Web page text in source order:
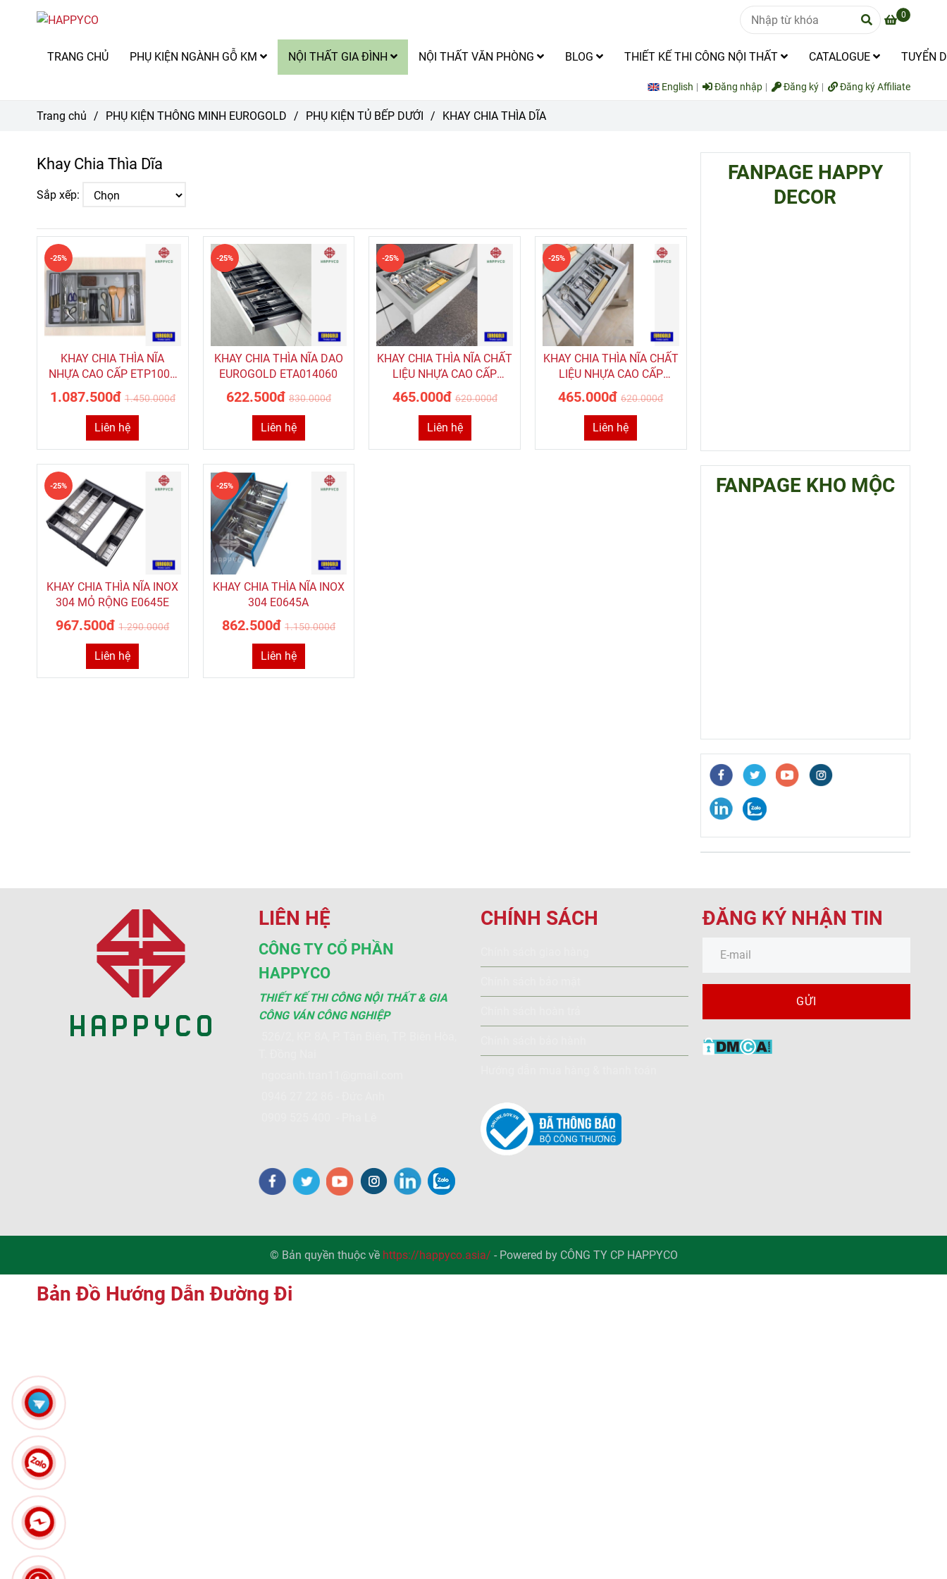
0
TRANG CHỦ PHỤ KIỆN NGÀNH GỖ KM NỘI THẤT GIA ĐÌNH NỘI THẤT VĂN PHÒNG BLOG THIẾT KẾ THI CÔNG NỘI THẤT CATALOGUE TUYỂN
English Đăng nhập Đăng ký Đăng ký Affiliate
Trang chủ / PHỤ KIỆN THÔNG MINH EUROGOLD / PHỤ KIỆN TỦ BẾP DƯỚI / KHAY CHIA THÌA DĨA
Khay Chia Thìa Dĩa
Sắp xếp:
KHAY CHIA THÌA NĨA
NHỰA CAO CẤP ETP1000
– EUROGOLD
1.087.500đ 1.450.000đ
-25%
Liên hệ
KHAY CHIA THÌA NĨA DAO
EUROGOLD ETA014060
622.500đ 830.000đ
-25%
Liên hệ
KHAY CHIA THÌA NĨA CHẤT
LIỆU NHỰA CAO CẤP
EUROGOLD ETW450 MÀU
TRẮNG
465.000đ 620.000đ
-25%
Liên hệ
KHAY CHIA THÌA NĨA CHẤT
LIỆU NHỰA CAO CẤP
ET450
465.000đ 620.000đ
-25%
Liên hệ
KHAY CHIA THÌA NĨA INOX
304 MỎ RỘNG E0645E
967.500đ 1.290.000đ
-25%
Liên hệ
KHAY CHIA THÌA NĨA INOX
304 E0645A
862.500đ 1.150.000đ
-25%
Liên hệ
FANPAGE HAPPY
DECOR
FANPAGE KHO MỘC
LIÊN HỆ
CÔNG TY CỔ PHẦN
HAPPYCO
THIẾT KẾ THI CÔNG NỘI THẤT & GIA
CÔNG VÁN CÔNG NGHIỆP
CHÍNH SÁCH ĐĂNG KÝ NHẬN TIN
GỬI
© Bản quyền thuộc về https://happyco.asia/ - Powered by CÔNG TY CP HAPPYCO
Bản Đồ Hướng Dẫn Đường Đi